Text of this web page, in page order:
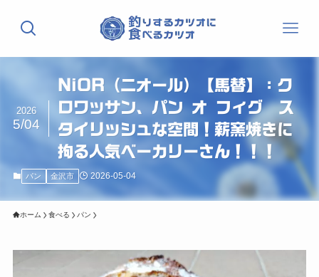
NiOR（ニオール）【馬替】：ク
ロワッサン、パン オ フィグ ス
タイリッシュな空間！薪窯焼きに
拘る人気ベーカリーさん！！！
2026
5/04
パン 金沢市 2026-05-04
ホーム 食べる パン